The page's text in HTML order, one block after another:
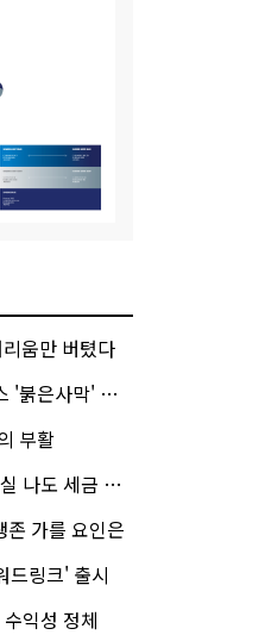
움만 버텼다
' 최고 게임상
부활
세금 낸다고?
가를 요인은
링크' 출시
익성 정체